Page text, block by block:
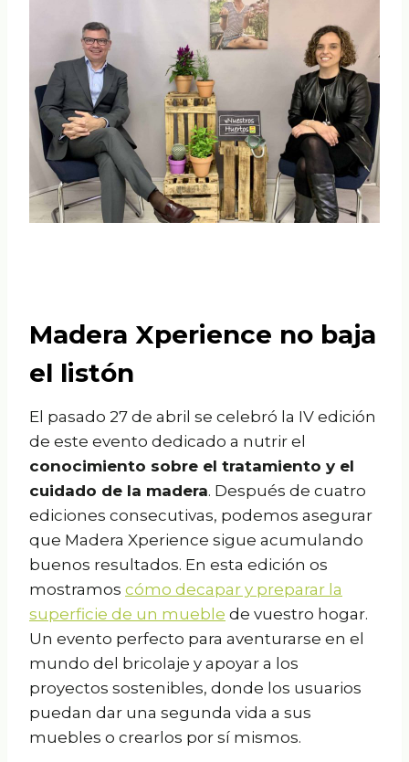
Madera Xperience no baja
el listón
El pasado 27 de abril se celebró la IV edición
de este evento dedicado a nutrir el
conocimiento sobre el tratamiento y el
cuidado de la madera. Después de cuatro
ediciones consecutivas, podemos asegurar
que Madera Xperience sigue acumulando
buenos resultados. En esta edición os
mostramos cómo decapar y preparar la
superficie de un mueble de vuestro hogar.
Un evento perfecto para aventurarse en el
mundo del bricolaje y apoyar a los
proyectos sostenibles, donde los usuarios
puedan dar una segunda vida a sus
muebles o crearlos por sí mismos.